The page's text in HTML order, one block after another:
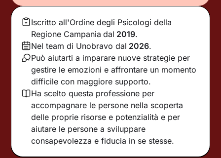
Iscritto all'Ordine degli Psicologi della
Regione Campania dal 2019.
Nel team di Unobravo dal 2026.
Può aiutarti a imparare nuove strategie per
gestire le emozioni e affrontare un momento
difficile con maggiore supporto.
Ha scelto questa professione per
accompagnare le persone nella scoperta
delle proprie risorse e potenzialità e per
aiutare le persone a sviluppare
consapevolezza e fiducia in se stesse.